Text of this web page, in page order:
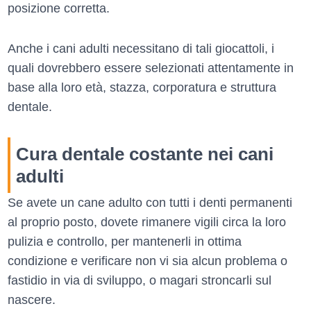
posizione corretta.
Anche i cani adulti necessitano di tali giocattoli, i
quali dovrebbero essere selezionati attentamente in
base alla loro età, stazza, corporatura e struttura
dentale.
Cura dentale costante nei cani
adulti
Se avete un cane adulto con tutti i denti permanenti
al proprio posto, dovete rimanere vigili circa la loro
pulizia e controllo, per mantenerli in ottima
condizione e verificare non vi sia alcun problema o
fastidio in via di sviluppo, o magari stroncarli sul
nascere.